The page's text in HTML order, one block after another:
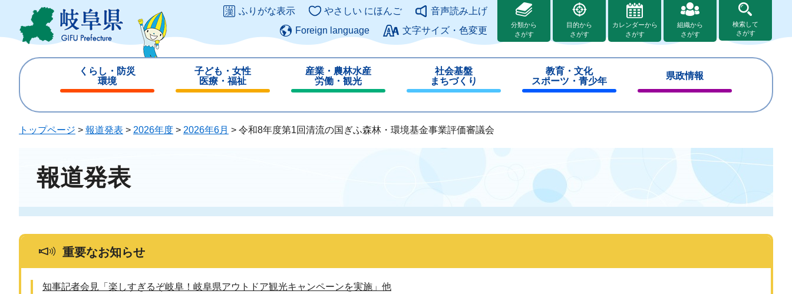
ジ
ュ
このページの本文へ
ふりがな表示 やさしい にほんご
音声読み上げ
Foreign language
文字サイズ・色変更
分類から
さがす
目的から
さがす
カレンダーから
さがす
組織から
さがす
検索して
さがす
くらし・防災
環境
じ
子ども・女性
医療・福祉
じ
る
産業・農林水産
労働・観光
じ
る
社会基盤
まちづくり
じ
る
教育・文化
スポーツ・青少年
じ
県政情報
じ
トップページ > 報道発表 > 2026年度 > 2026年6月 > 令和8年度第1回清流の国ぎふ森林・環境基金事業評価審議会
報道発表
重要なお知らせ
知事記者会見「楽しすぎるぞ岐阜！岐阜県アウトドア観光キャンペーンを実施」他